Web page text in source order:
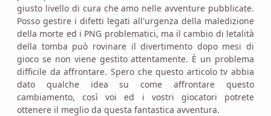
giusto livello di cura che amo nelle avventure pubblicate.
Posso gestire i difetti legati all'urgenza della maledizione
della morte ed i PNG problematici, ma il cambio di letalità
della tomba può rovinare il divertimento dopo mesi di
gioco se non viene gestito attentamente. È un problema
difficile da affrontare. Spero che questo articolo tv abbia
dato qualche idea su come affrontare questo
cambiamento, così voi ed i vostri giocatori potrete
ottenere il meglio da questa fantastica avventura.